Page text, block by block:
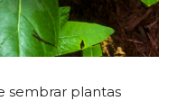
sembrar plantas